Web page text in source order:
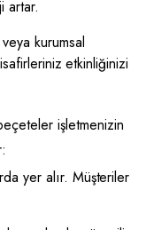
artar.
kurumsal
etkinliğinizi
işletmenizin
yer alır. Müşteriler